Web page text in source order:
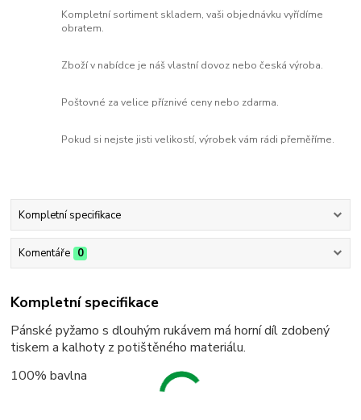
Kompletní sortiment skladem, vaši objednávku vyřídíme
obratem.
Zboží v nabídce je náš vlastní dovoz nebo česká výroba.
Poštovné za velice příznivé ceny nebo zdarma.
Pokud si nejste jisti velikostí, výrobek vám rádi přeměříme.
Kompletní specifikace
Komentáře 0
Kompletní specifikace
Pánské pyžamo s dlouhým rukávem má horní díl zdobený
tiskem a kalhoty z potištěného materiálu.
100% bavlna